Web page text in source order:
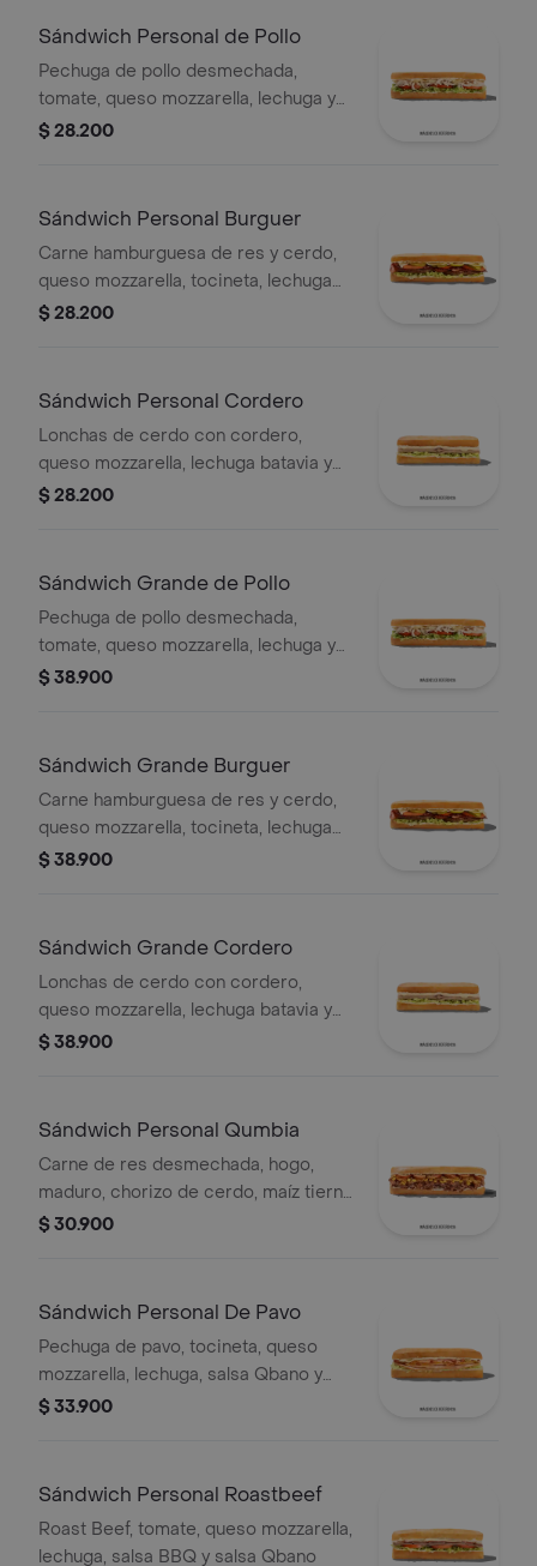
Sándwich Personal de Pollo
Pechuga de pollo desmechada,
tomate, queso mozzarella, lechuga y
mayonesa
$ 28.200
Sándwich Personal Burguer
Carne hamburguesa de res y cerdo,
queso mozzarella, tocineta, lechuga
Batavia, tomate, pepinillos, salsa BBQ
$ 28.200
Sándwich Personal Cordero
Lonchas de cerdo con cordero,
queso mozzarella, lechuga batavia y
salsa Qbano
$ 28.200
Sándwich Grande de Pollo
Pechuga de pollo desmechada,
tomate, queso mozzarella, lechuga y
mayonesa.
$ 38.900
Sándwich Grande Burguer
Carne hamburguesa de res y cerdo,
queso mozzarella, tocineta, lechuga
Batavia, tomate, pepinillos, salsa BBQ
$ 38.900
Sándwich Grande Cordero
Lonchas de cerdo con cordero,
queso mozzarella, lechuga batavia y
salsa Qbano
$ 38.900
Sándwich Personal Qumbia
Carne de res desmechada, hogo,
maduro, chorizo de cerdo, maíz tierno
y salsa Qbano.
$ 30.900
Sándwich Personal De Pavo
Pechuga de pavo, tocineta, queso
mozzarella, lechuga, salsa Qbano y
miel mostaza.
$ 33.900
Sándwich Personal Roastbeef
Roast Beef, tomate, queso mozzarella,
lechuga, salsa BBQ y salsa Qbano